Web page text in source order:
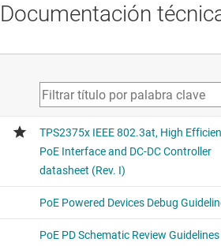
Documentación